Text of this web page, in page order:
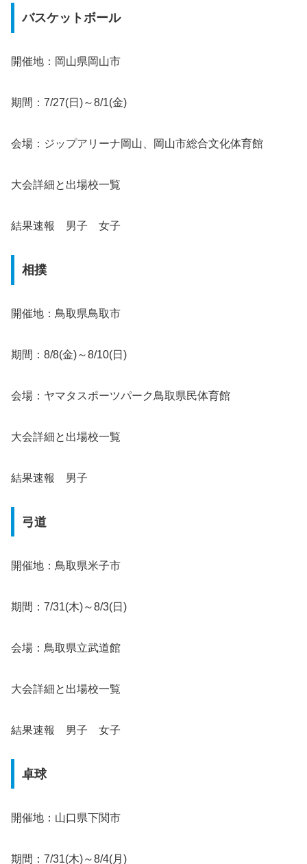
バスケットボール
開催地：岡山県岡山市
期間：7/27(日)～8/1(金)
会場：ジップアリーナ岡山、岡山市総合文化体育館
大会詳細と出場校一覧
結果速報 男子 女子
相撲
開催地：鳥取県鳥取市
期間：8/8(金)～8/10(日)
会場：ヤマタスポーツパーク鳥取県民体育館
大会詳細と出場校一覧
結果速報 男子
弓道
開催地：鳥取県米子市
期間：7/31(木)～8/3(日)
会場：鳥取県立武道館
大会詳細と出場校一覧
結果速報 男子 女子
卓球
開催地：山口県下関市
期間：7/31(木)～8/4(月)